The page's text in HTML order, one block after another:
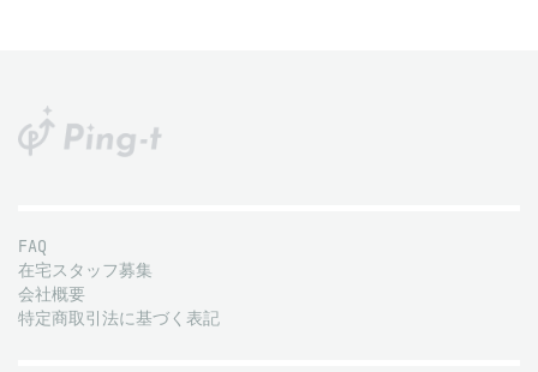
FAQ
在宅スタッフ募集
会社概要
特定商取引法に基づく表記